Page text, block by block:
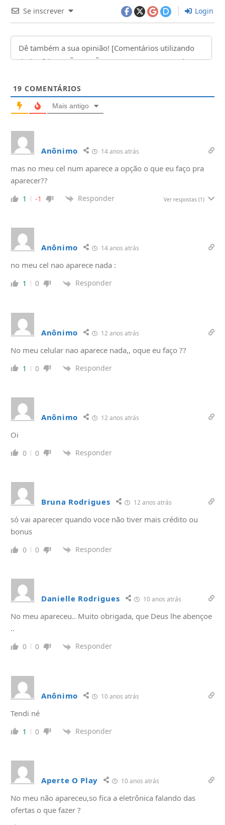
Se inscrever Login
19 COMENTÁRIOS
Mais antigo
Anônimo 14 anos atrás
mas no meu cel num aparece a opção o que eu faço pra
aparecer??
1 -1 Responder Ver respostas (1)
Anônimo 14 anos atrás
no meu cel nao aparece nada :
1 0 Responder
Anônimo 12 anos atrás
No meu celular nao aparece nada,, oque eu faço ??
1 0 Responder
Anônimo 12 anos atrás
Oi
0 0 Responder
Bruna Rodrigues 12 anos atrás
só vai aparecer quando voce não tiver mais crédito ou
bonus
0 0 Responder
Danielle Rodrigues 10 anos atrás
No meu apareceu.. Muito obrigada, que Deus lhe abençoe
..
0 0 Responder
Anônimo 10 anos atrás
Tendi né
1 0 Responder
Aperte O Play 10 anos atrás
No meu não apareceu,so fica a eletrônica falando das
ofertas o que fazer ?